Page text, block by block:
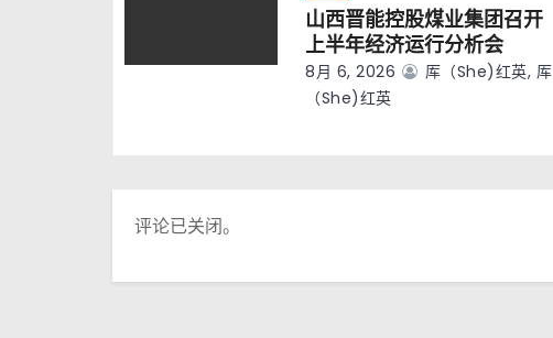
山西晋能控股煤业集团召开
上半年经济运行分析会
8月 6, 2026
厍（she)红英, 厍
（she)红英
评论已关闭。